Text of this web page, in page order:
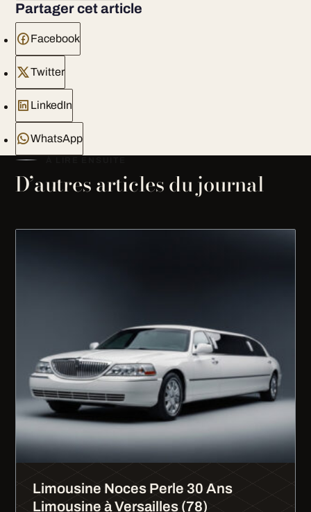
Partager cet article
Facebook
Twitter
LinkedIn
WhatsApp
D’autres articles du journal
Limousine Noces Perle 30 Ans
Limousine à Versailles (78)